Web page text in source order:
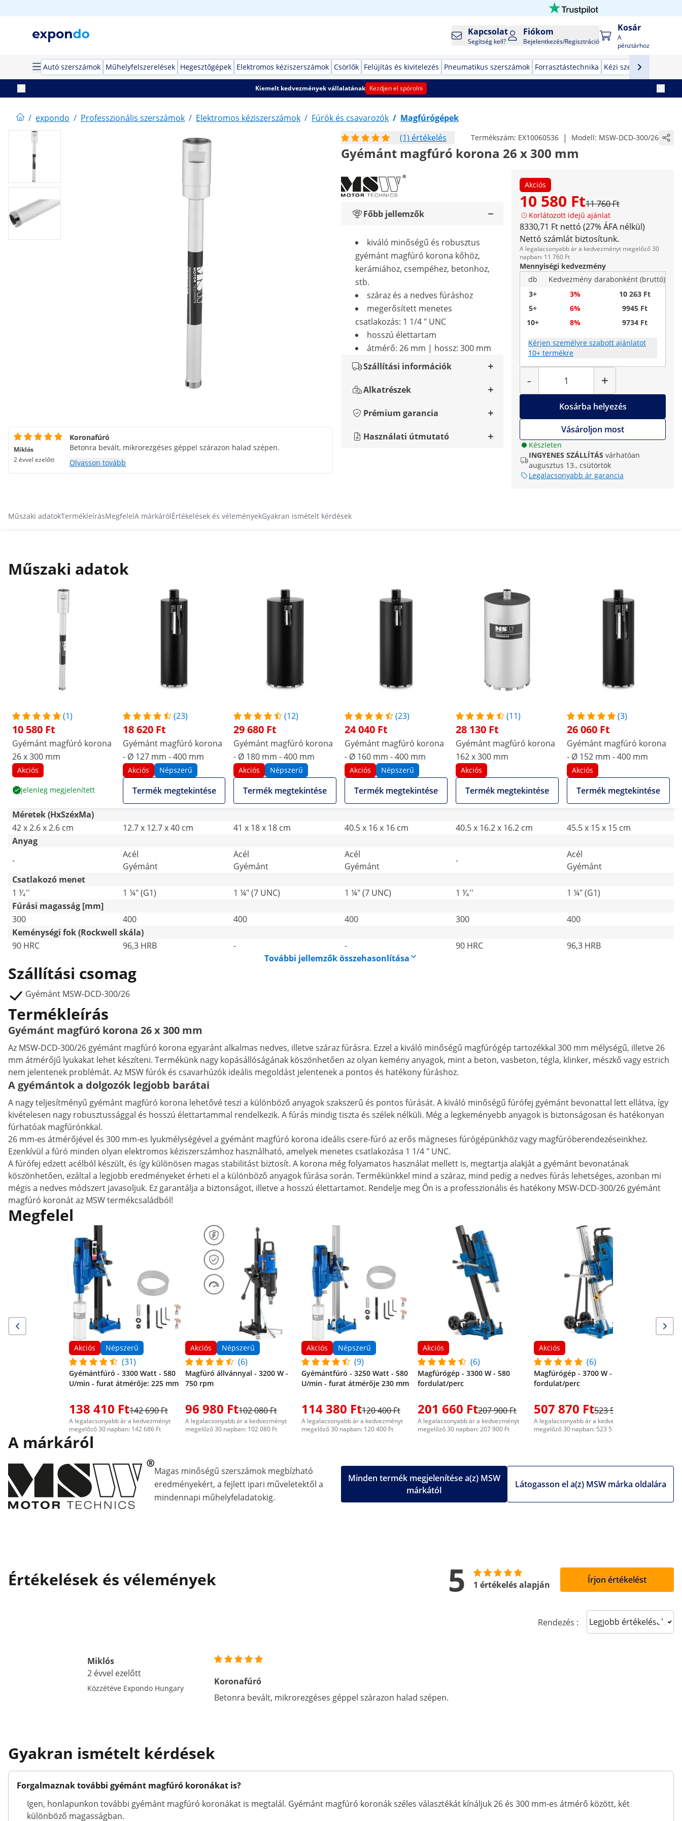
Kapcsolat
Segítség kell?
Fiókom
Bejelentkezés/Regisztráció
Kosár
A
pénztárhoz
Autó szerszámok Műhelyfelszerelések Hegesztőgépek Elektromos kéziszerszámok Csörlők Felújítás és kivitelezés Pneumatikus szerszámok Forrasztástechnika Kézi szerszámok
Kiemelt kedvezmények vállalatának Kezdjen el spórolni
/ expondo / Professzionális szerszámok / Elektromos kéziszerszámok / Fúrók és csavarozók / Magfúrógépek
(1) értékelés
Termékszám: EX10060536 | Modell: MSW-DCD-300/26
Gyémánt magfúró korona 26 x 300 mm
Akciós
10 580 Ft11 760 Ft
Korlátozott idejű ajánlat
8330,71 Ft nettó (27% ÁFA nélkül)
Nettó számlát biztosítunk.
A legalacsonyabb ár a kedvezményt megelőző 30
napban: 11 760 Ft
Mennyiségi kedvezmény
db
Kedvezmény darabonként (bruttó)
3+
3%
10 263 Ft
5+
6%
9945 Ft
10+
8% 9734 Ft
Kérjen személyre szabott ajánlatot
10+ termékre
-
Mennyiség
+
Kosárba helyezés
Vásároljon most
Készleten
INGYENES SZÁLLÍTÁS várhatóan
augusztus 13., csütörtök
Legalacsonyabb ár garancia
Főbb jellemzők
kiváló minőségű és robusztus
gyémánt magfúró korona kőhöz,
kerámiához, csempéhez, betonhoz,
stb.
száraz és a nedves fúráshoz
megerősített menetes
csatlakozás: 1 1/4 " UNC
hosszú élettartam
átmérő: 26 mm | hossz: 300 mm
Szállítási információk
Alkatrészek
Prémium garancia
Használati útmutató
Miklós
2 évvel ezelőtt
Koronafúró
Betonra bevált, mikrorezgéses géppel szárazon halad szépen.
Olvasson tovább
Műszaki adatokTermékleírásMegfelelA márkárólÉrtékelések és véleményekGyakran ismételt kérdések
Műszaki adatok
(1)
10 580 Ft
Gyémánt magfúró korona
26 x 300 mm
Akciós
Jelenleg megjelenített
(23)
18 620 Ft
Gyémánt magfúró korona
- Ø 127 mm - 400 mm
Akciós Népszerű
Termék megtekintése
(12)
29 680 Ft
Gyémánt magfúró korona
- Ø 180 mm - 400 mm
Akciós Népszerű
Termék megtekintése
(23)
24 040 Ft
Gyémánt magfúró korona
- Ø 160 mm - 400 mm
Akciós Népszerű
Termék megtekintése
(11)
28 130 Ft
Gyémánt magfúró korona
162 x 300 mm
Akciós
Termék megtekintése
(3)
26 060 Ft
Gyémánt magfúró korona
- Ø 152 mm - 400 mm
Akciós
Termék megtekintése
Méretek (HxSzéxMa)
42 x 2.6 x 2.6 cm
12.7 x 12.7 x 40 cm 41 x 18 x 18 cm 40.5 x 16 x 16 cm 40.5 x 16.2 x 16.2 cm
45.5 x 15 x 15 cm
Anyag
-
Acél
Gyémánt
Acél
Gyémánt
Acél
Gyémánt
-
Acél
Gyémánt
Csatlakozó menet
1 ⅟₄''
1 ¼" (G1) 1 ¼" (7 UNC) 1 ¼" (7 UNC) 1 ⅟₄''
1 ¼" (G1)
Fúrási magasság [mm]
300
400 400 400 300
400
Keménységi fok (Rockwell skála)
90 HRC
96,3 HRB - - 90 HRC
96,3 HRB
További jellemzők összehasonlítása
Szállítási csomag
Gyémánt MSW-DCD-300/26
Termékleírás
Gyémánt magfúró korona 26 x 300 mm
Az MSW-DCD-300/26 gyémánt magfúró korona egyaránt alkalmas nedves, illetve száraz fúrásra. Ezzel a kiváló minőségű magfúrógép tartozékkal 300 mm mélységű, illetve 26
mm átmérőjű lyukakat lehet készíteni. Termékünk nagy kopásállóságának köszönhetően az olyan kemény anyagok, mint a beton, vasbeton, tégla, klinker, mészkő vagy estrich
nem jelentenek problémát. Az MSW fúrók és csavarhúzók ideális megoldást jelentenek a pontos és hatékony fúráshoz.
A gyémántok a dolgozók legjobb barátai
A nagy teljesítményű gyémánt magfúró korona lehetővé teszi a különböző anyagok szakszerű és pontos fúrását. A kiváló minőségű fúrófej gyémánt bevonattal lett ellátva, így
kivételesen nagy robusztussággal és hosszú élettartammal rendelkezik. A fúrás mindig tiszta és szélek nélküli. Még a legkeményebb anyagok is biztonságosan és hatékonyan
fúrhatóak magfúrónkkal.
26 mm-es átmérőjével és 300 mm-es lyukmélységével a gyémánt magfúró korona ideális csere-fúró az erős mágneses fúrógépünkhöz vagy magfúróberendezéseinkhez.
Ezenkívül a fúró minden olyan elektromos kéziszerszámhoz használható, amelyek menetes csatlakozása 1 1/4 " UNC.
A fúrófej edzett acélból készült, és így különösen magas stabilitást biztosít. A korona még folyamatos használat mellett is, megtartja alakját a gyémánt bevonatának
köszönhetően, ezáltal a legjobb eredményeket érheti el a különböző anyagok fúrása során. Termékünkkel mind a száraz, mind pedig a nedves fúrás lehetséges, azonban mi
mégis a nedves módszert javasoljuk. Ez garantálja a biztonságot, illetve a hosszú élettartamot. Rendelje meg Ön is a professzionális és hatékony MSW-DCD-300/26 gyémánt
magfúró koronát az MSW termékcsaládból!
Megfelel
Akciós Népszerű
(31)
Gyémántfúró - 3300 Watt - 580
U/min - furat átmérője: 225 mm
138 410 Ft142 690 Ft
A legalacsonyabb ár a kedvezményt
megelőző 30 napban: 142 686 Ft
Akciós Népszerű
(6)
Magfúró állvánnyal - 3200 W -
750 rpm
96 980 Ft102 080 Ft
A legalacsonyabb ár a kedvezményt
megelőző 30 napban: 102 080 Ft
Akciós Népszerű
(9)
Gyémántfúró - 3250 Watt - 580
U/min - furat átmérője 230 mm
114 380 Ft120 400 Ft
A legalacsonyabb ár a kedvezményt
megelőző 30 napban: 120 400 Ft
Akciós
(6)
Magfúrógép - 3300 W - 580
fordulat/perc
201 660 Ft207 900 Ft
A legalacsonyabb ár a kedvezményt
megelőző 30 napban: 207 900 Ft
Akciós
(6)
Magfúrógép - 3700 W - 580
fordulat/perc
507 870 Ft523 580 Ft
A legalacsonyabb ár a kedvezményt
megelőző 30 napban: 523 575 Ft
A márkáról
Magas minőségű szerszámok megbízható
eredményekért, a fejlett ipari műveletektől a
mindennapi műhelyfeladatokig.
Látogasson el a(z) MSW márka oldalára
Minden termék megjelenítése a(z) MSW
márkától
Értékelések és vélemények 5 1 értékelés alapján Írjon értékelést
Rendezés : Sort reviews
Miklós
2 évvel ezelőtt
Közzétéve Expondo Hungary
Koronafúró
Betonra bevált, mikrorezgéses géppel szárazon halad szépen.
Gyakran ismételt kérdések
Forgalmaznak további gyémánt magfúró koronákat is?
Igen, honlapunkon további gyémánt magfúró koronákat is megtalál. Gyémánt magfúró koronák széles választékát kínáljuk 26 és 300 mm-es átmérő között, két
különböző magasságban.